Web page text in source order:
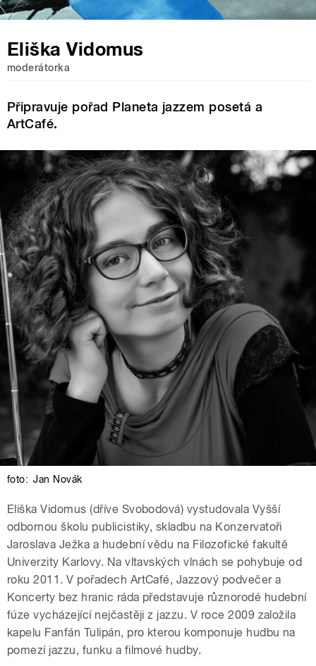
Eliška Vidomus
moderátorka
Připravuje pořad Planeta jazzem posetá a
ArtCafé.
foto: Jan Novák
Eliška Vidomus (dříve Svobodová) vystudovala Vyšší
odbornou školu publicistiky, skladbu na Konzervatoři
Jaroslava Ježka a hudební vědu na Filozofické fakultě
Univerzity Karlovy. Na vltavských vlnách se pohybuje od
roku 2011. V pořadech ArtCafé, Jazzový podvečer a
Koncerty bez hranic ráda představuje různorodé hudební
fúze vycházející nejčastěji z jazzu. V roce 2009 založila
kapelu Fanfán Tulipán, pro kterou komponuje hudbu na
pomezí jazzu, funku a filmové hudby.